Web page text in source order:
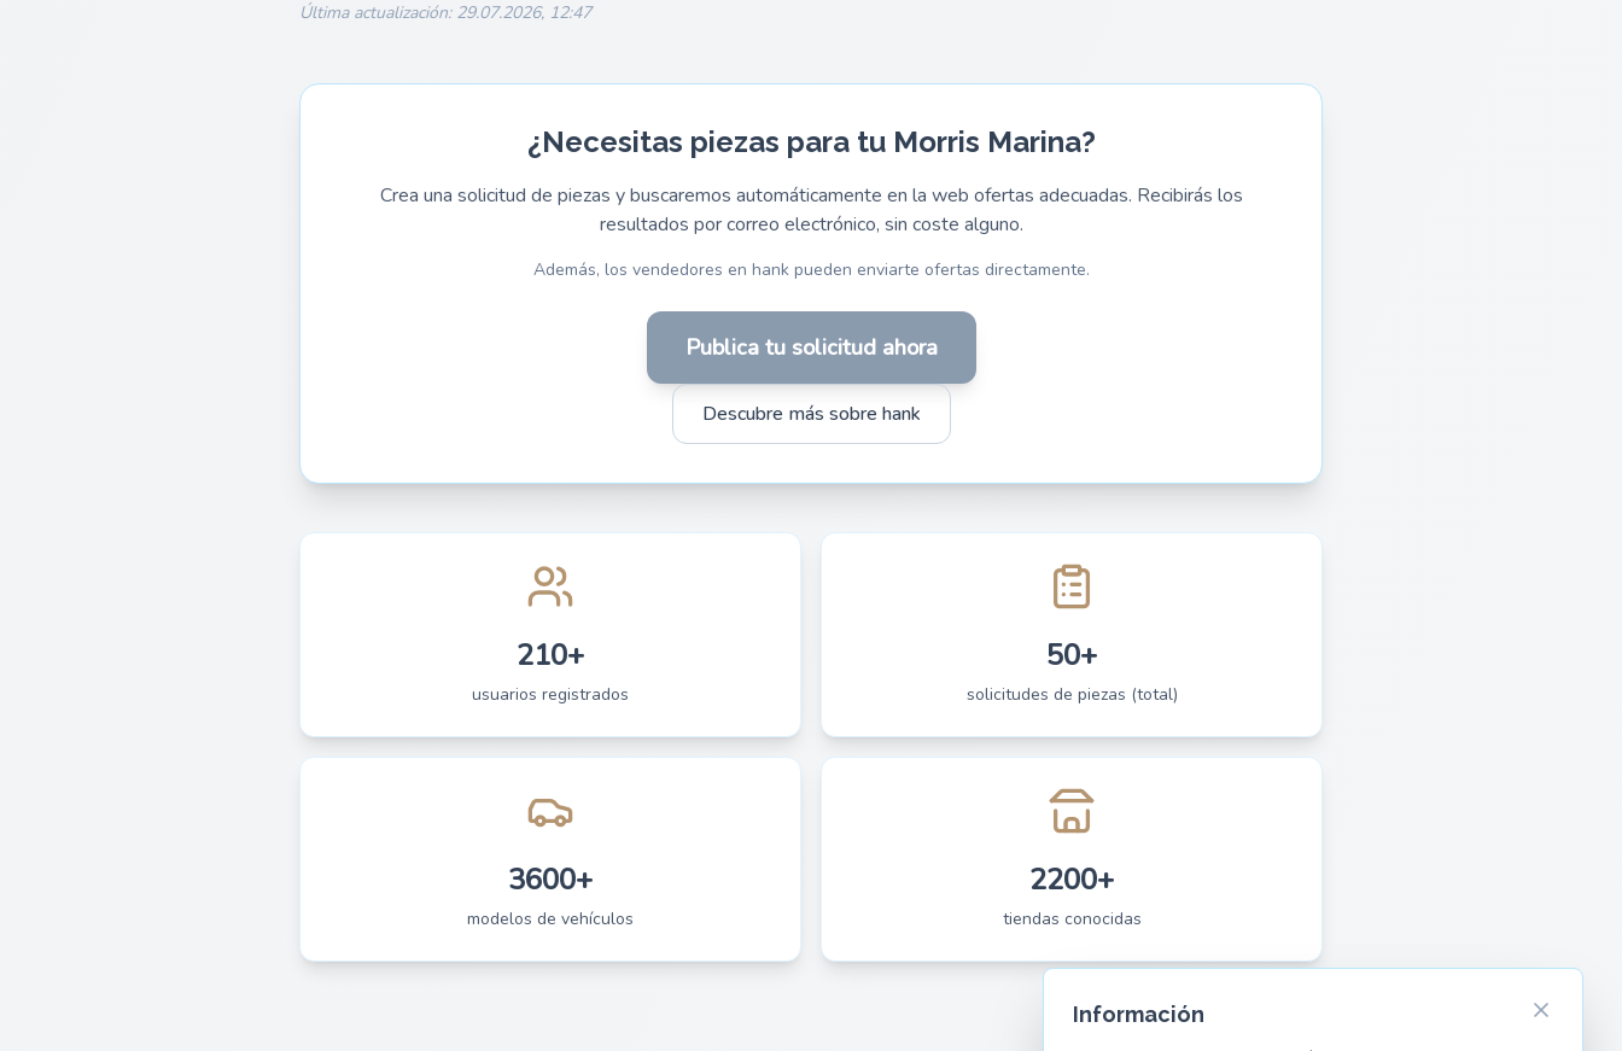
Última actualización: 29.07.2026, 12:47
¿Necesitas piezas para tu Morris Marina?
Crea una solicitud de piezas y buscaremos automáticamente en la web ofertas adecuadas. Recibirás los
resultados por correo electrónico, sin coste alguno.
Además, los vendedores en hank pueden enviarte ofertas directamente.
Publica tu solicitud ahora
Descubre más sobre hank
210+
usuarios registrados
50+
solicitudes de piezas (total)
3600+
modelos de vehículos
2200+
tiendas conocidas
Información